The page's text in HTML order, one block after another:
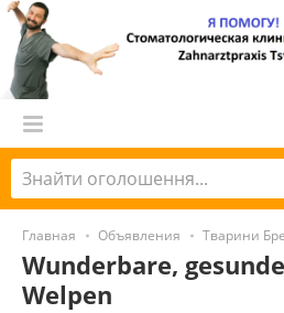
Главная Объявления Тварини
Wunderbare,
Welpen